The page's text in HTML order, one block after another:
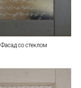
Фасад со стеклом